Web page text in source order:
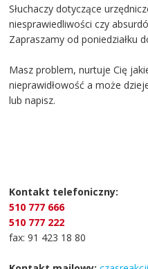
Słuchaczy dotyczące
niesprawiedliwości czy
Zapraszamy od poniedziałku
Masz problem, nurtuje Cię
nieprawidłowość a może
lub napisz.
Kontakt telefoniczny:
510 777 666
510 777 222
fax: 91 423 18 80